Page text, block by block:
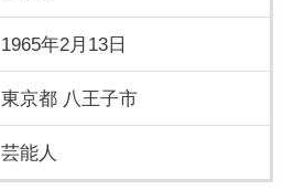
1965年2月13日
東京都 八王子市
芸能人